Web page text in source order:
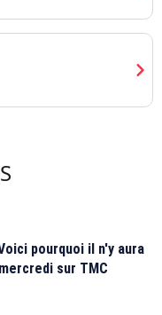
chevron_right
pourquoi il n'y aura
sur TMC